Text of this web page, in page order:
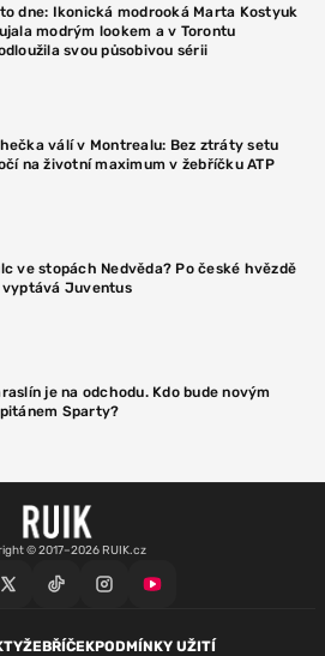
dne: Ikonická modrooká Marta Kostyuk
modrým lookem a v Torontu
svou působivou sérii
válí v Montrealu: Bez ztráty setu
na životní maximum v žebříčku ATP
ve stopách Nedvěda? Po české hvězdě
vyptává Juventus
je na odchodu. Kdo bude novým
Sparty?
© 2017–2026 RUIK.cz
ŽEBŘÍČEKPODMÍNKY UŽITÍ